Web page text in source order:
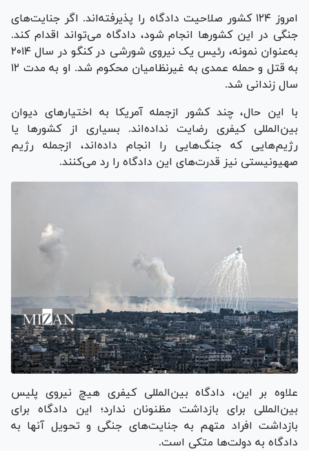
امروز ۱۲۴ کشور صلاحیت دادگاه را پذیرفته‌اند. اگر جنایت‌های
جنگی در این کشور‌ها انجام شود، دادگاه می‌تواند اقدام کند.
به‌عنوان نمونه، رئیس یک نیروی شورشی در کنگو در سال ۲۰۱۴
به قتل و حمله عمدی به غیرنظامیان محکوم شد. او به مدت ۱۲
سال زندانی شد.
با این حال، چند کشور ازجمله آمریکا به اختیار‌های دیوان
بین‌المللی کیفری رضایت نداده‌اند. بسیاری از کشور‌ها یا
رژیم‌هایی که جنگ‌هایی را انجام داده‌اند، ازجمله رژیم
صهیونیستی نیز قدرت‌های این دادگاه را رد می‌کنند.
علاوه بر این، دادگاه بین‌المللی کیفری هیچ نیروی پلیس
بین‌المللی برای بازداشت مظنونان ندارد؛ این دادگاه برای
بازداشت افراد متهم به جنایت‌های جنگی و تحویل آنها به
دادگاه به دولت‌ها متکی است.